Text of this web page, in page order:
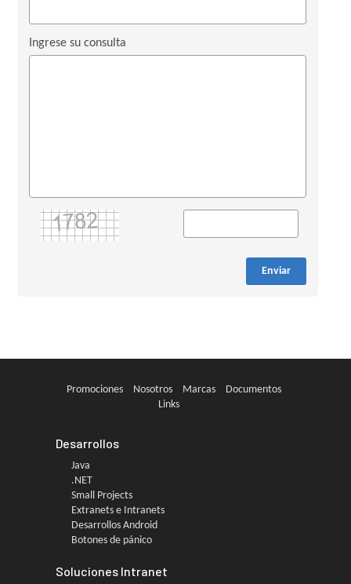
Ingrese su consulta
Enviar
Promociones Nosotros Marcas
Documentos
Links
Desarrollos
Java
.NET
Small Projects
Extranets e Intranets
Desarrollos Android
Botones de pánico
Soluciones Intranet